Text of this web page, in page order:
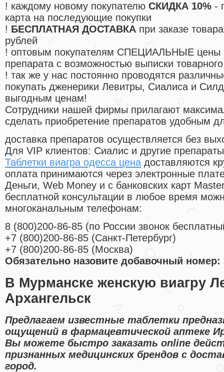
! каждому новому покупателю СКИДКА 10% -
карта на последующие покупки
! БЕСПЛАТНАЯ ДОСТАВКА при заказе
рублей
! оптовым покупателям СПЕЦИАЛЬНЫЕ цены
препарата с возможностью выписки
! так же у нас постоянно проводятся
покупать дженерики Левитры, Сиалиса и
выгодным ценам!
Cотрудники нашей фирмы прилагают
сделать приобретение препаратов удобным
доставка препаратов осуществляется без
Для VIP клиентов: Сиалис и другие
Таблетки виагра одесса цена доставляются
оплата принимаются через электронные
Деньги, Web Money и с банковских карт
бесплатной консультации в любое время
многоканальным телефонам:
8 (800)200-86-85 (по России звонок
+7 (800)200-86-85 (Санкт-Петербург)
+7 (800)200-86-85 (Москва)
Обязательно назовите добавочный номер:
В Мурманске женскую виагру
Архангельск
Предлагаем известные таблетки
ощущений в фармацевтической аптеке
Вы можете быстро заказать online
признанных медицинских брендов с
город.